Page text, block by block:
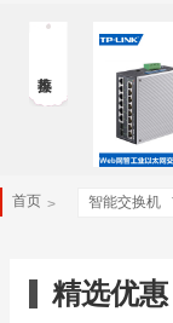
首页 > 智能交换机
精选优惠